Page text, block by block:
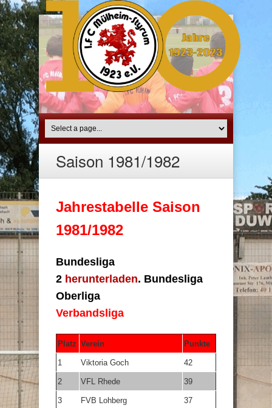
Saison 1981/1982
Jahrestabelle Saison
1981/1982
Bundesliga
2 herunterladen. Bundesliga
Oberliga
Verbandsliga
Platz Verein Punkte
1 Viktoria Goch 42
2 VFL Rhede 39
3 FVB Lohberg 37